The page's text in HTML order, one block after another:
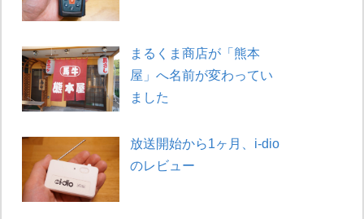
まるくま商店が「熊本
屋」へ名前が変わってい
ました
放送開始から1ヶ月、i-dio
のレビュー